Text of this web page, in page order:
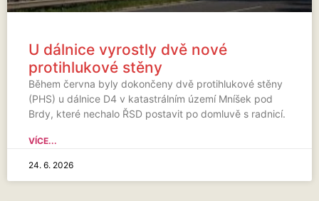
U dálnice vyrostly dvě nové
protihlukové stěny
Během června byly dokončeny dvě protihlukové stěny
(PHS) u dálnice D4 v katastrálním území Mníšek pod
Brdy, které nechalo ŘSD postavit po domluvě s radnicí.
VÍCE...
24. 6. 2026